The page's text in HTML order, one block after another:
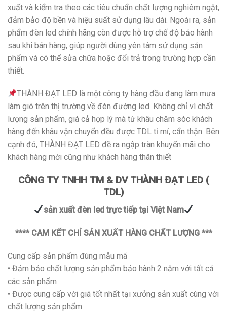
xuất và kiểm tra theo các tiêu chuẩn chất lượng nghiêm ngặt,
đảm bảo độ bền và hiệu suất sử dụng lâu dài. Ngoài ra, sản
phẩm đèn led chính hãng còn được hỗ trợ chế độ bảo hành
sau khi bán hàng, giúp người dùng yên tâm sử dụng sản
phẩm và có thể sửa chữa hoặc đổi trả trong trường hợp cần
thiết.
THÀNH ĐẠT LED là một công ty hàng đầu đang làm mưa
làm gió trên thị trường về đèn đường led. Không chỉ vì chất
lượng sản phẩm, giá cả hợp lý mà từ khâu chăm sóc khách
hàng đến khâu vận chuyển đều được TDL tỉ mỉ, cẩn thận. Bên
cạnh đó, THÀNH ĐẠT LED đề ra ngập tràn khuyến mãi cho
khách hàng mới cũng như khách hàng thân thiết
CÔNG TY TNHH TM & DV THÀNH ĐẠT LED (
TDL)
sản xuất đèn led trực tiếp tại Việt Nam
**** CAM KẾT CHỈ SẢN XUẤT HÀNG CHẤT LƯỢNG ***
Cung cấp sản phẩm đúng mẫu mã
• Đảm bảo chất lượng sản phẩm bảo hành 2 năm với tất cả
các sản phẩm
• Được cung cấp với giá tốt nhất tại xưởng sản xuất cùng với
chất lượng sản phẩm